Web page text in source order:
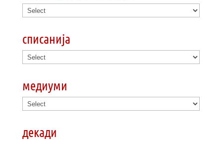
списанија
медиуми
декади